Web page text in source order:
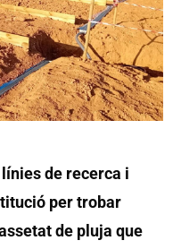
línies de recerca i
per trobar
de pluja que